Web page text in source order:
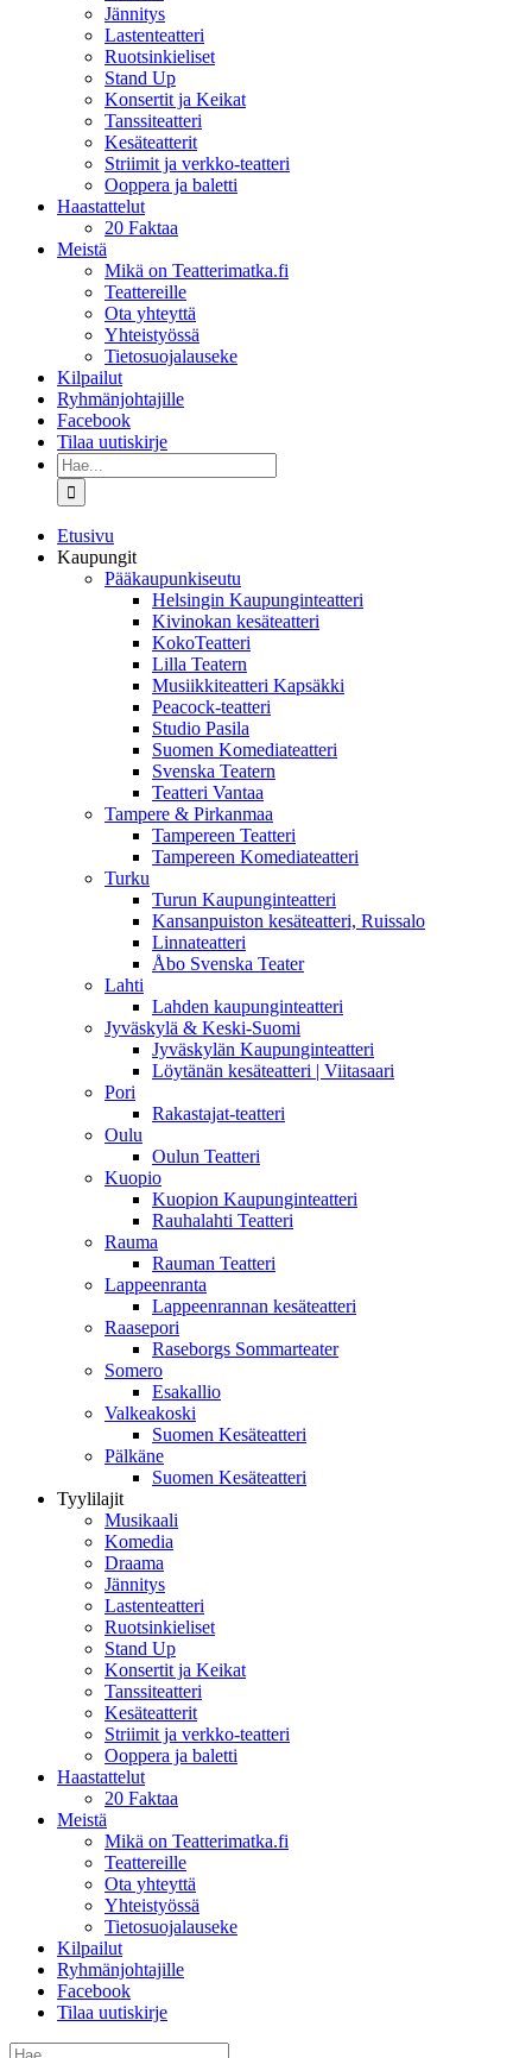
Jännitys
Lastenteatteri
Ruotsinkieliset
Stand Up
Konsertit ja Keikat
Tanssiteatteri
Kesäteatterit
Striimit ja verkko-teatteri
Ooppera ja baletti
Haastattelut
20 Faktaa
Meistä
Mikä on Teatterimatka.fi
Teattereille
Ota yhteyttä
Yhteistyössä
Tietosuojalauseke
Kilpailut
Ryhmänjohtajille
Facebook
Tilaa uutiskirje
Etsi
...
Etusivu
Kaupungit
Pääkaupunkiseutu
Helsingin Kaupunginteatteri
Kivinokan kesäteatteri
KokoTeatteri
Lilla Teatern
Musiikkiteatteri Kapsäkki
Peacock-teatteri
Studio Pasila
Suomen Komediateatteri
Svenska Teatern
Teatteri Vantaa
Tampere & Pirkanmaa
Tampereen Teatteri
Tampereen Komediateatteri
Turku
Turun Kaupunginteatteri
Kansanpuiston kesäteatteri, Ruissalo
Linnateatteri
Åbo Svenska Teater
Lahti
Lahden kaupunginteatteri
Jyväskylä & Keski-Suomi
Jyväskylän Kaupunginteatteri
Löytänän kesäteatteri | Viitasaari
Pori
Rakastajat-teatteri
Oulu
Oulun Teatteri
Kuopio
Kuopion Kaupunginteatteri
Rauhalahti Teatteri
Rauma
Rauman Teatteri
Lappeenranta
Lappeenrannan kesäteatteri
Raasepori
Raseborgs Sommarteater
Somero
Esakallio
Valkeakoski
Suomen Kesäteatteri
Pälkäne
Suomen Kesäteatteri
Tyylilajit
Musikaali
Komedia
Draama
Jännitys
Lastenteatteri
Ruotsinkieliset
Stand Up
Konsertit ja Keikat
Tanssiteatteri
Kesäteatterit
Striimit ja verkko-teatteri
Ooppera ja baletti
Haastattelut
20 Faktaa
Meistä
Mikä on Teatterimatka.fi
Teattereille
Ota yhteyttä
Yhteistyössä
Tietosuojalauseke
Kilpailut
Ryhmänjohtajille
Facebook
Tilaa uutiskirje
Etsi